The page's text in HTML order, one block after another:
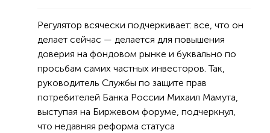
Регулятор всячески подчеркивает: все, что он
делает сейчас — делается для повышения
доверия на фондовом рынке и буквально по
просьбам самих частных инвесторов. Так,
руководитель Службы по защите прав
потребителей Банка России Михаил Мамута,
выступая на Биржевом форуме, подчеркнул,
что недавняя реформа статуса